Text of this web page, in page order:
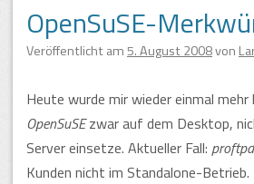
OpenSuSE-
Veröffentlicht am5. August 2008von
Heute wurde mir wieder einmal mehr
OpenSuSEzwar auf dem Desktop,
Server einsetze. Aktueller Fall: proftpd
Kunden nicht im Standalone-